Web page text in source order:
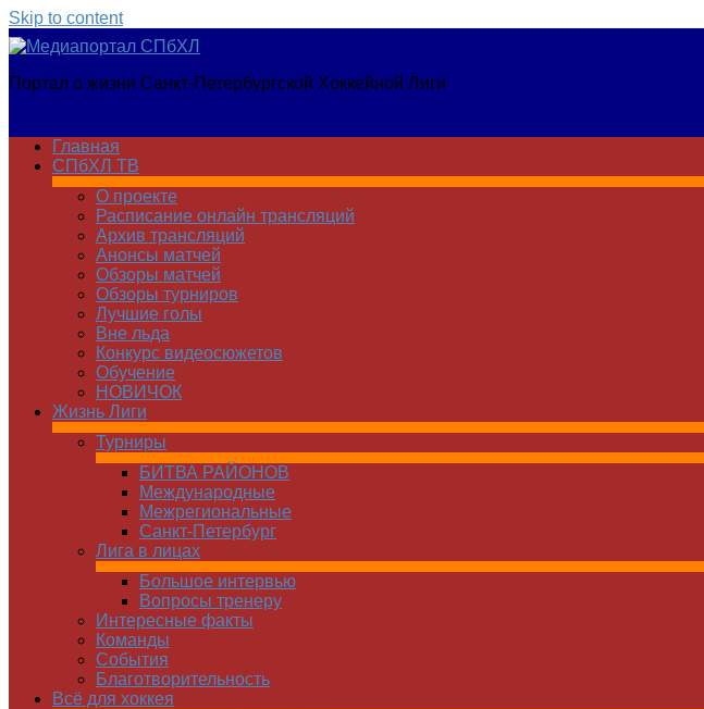
Skip to content
Медиапортал
Портал о жизни Санкт-Петербургской Хоккейной Лиги
Главная
СПбХЛ ТВ
О проекте
Расписание онлайн трансляций
Архив трансляций
Анонсы матчей
Обзоры матчей
Обзоры турниров
Лучшие голы
Вне льда
Конкурс видеосюжетов
Обучение
НОВИЧОК
Жизнь Лиги
Турниры
БИТВА РАЙОНОВ
Международные
Межрегиональные
Санкт-Петербург
Лига в лицах
Большое интервью
Вопросы тренеру
Интересные факты
Команды
Cобытия
Благотворительность
Всё для хоккея